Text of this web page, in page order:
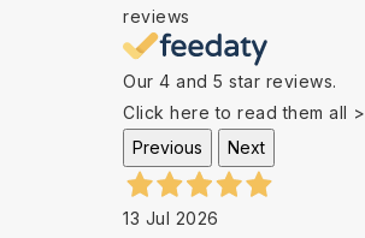
reviews
Our 4 and 5 star reviews.
Click here to read them all >
Previous
Next
13 Jul 2026